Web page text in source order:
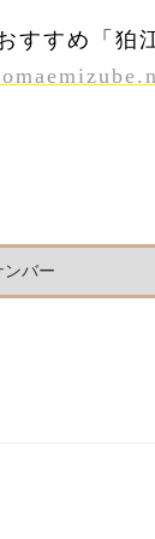
すすめ「狛